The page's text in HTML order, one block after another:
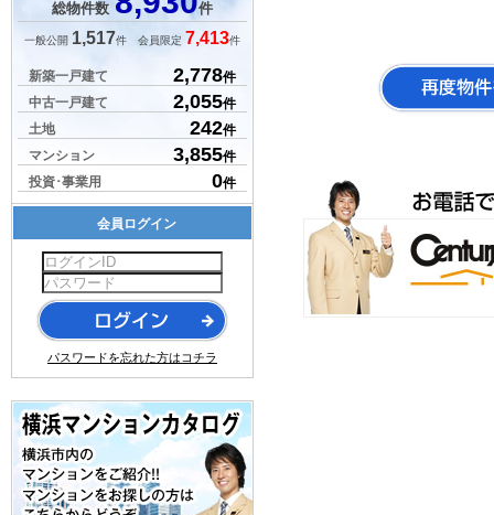
総物件数 件
一般公開 1,517件 会員限定 7,413件
新築一戸建て 2,778件
中古一戸建て
2,055件
土地
242件
マンション
3,855件
投資･事業用
0件
会員ログイン
パスワードを忘れた方はコチラ